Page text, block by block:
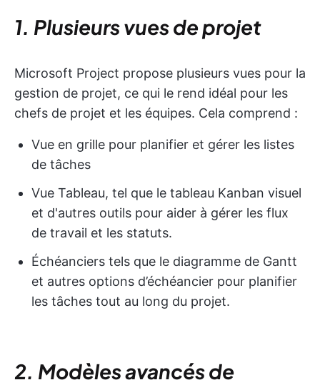
1. Plusieurs vues de projet
Microsoft Project propose plusieurs vues pour la
gestion de projet, ce qui le rend idéal pour les
chefs de projet et les équipes. Cela comprend :
Vue en grille pour planifier et gérer les listes
de tâches
Vue Tableau, tel que le tableau Kanban visuel
et d'autres outils pour aider à gérer les flux
de travail et les statuts.
Échéanciers tels que le diagramme de Gantt
et autres options d’échéancier pour planifier
les tâches tout au long du projet.
2. Modèles avancés de